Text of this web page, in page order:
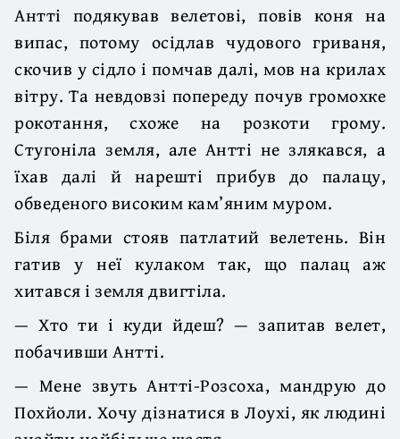
Антті подякував велетові, повів коня на
випас, потому осідлав чудового гриваня,
скочив у сідло і помчав далі, мов на крилах
вітру. Та невдовзі по­переду почув громохке
рокотання, схоже на розкоти грому.
Стугоніла земля, але Антті не злякався, а
їхав далі й нарешті прибув до палацу,
обведеного високим кам’яним муром.
Біля брами стояв патлатий велетень. Він
гатив у неї кулаком так, що палац аж
хитався і земля двигтіла.
— Хто ти і куди йдеш? — запитав велет,
побачивши Антті.
— Мене звуть Антті-Розсоха, мандрую до
Похйоли. Хочу дізнатися в Лоухі, як людині